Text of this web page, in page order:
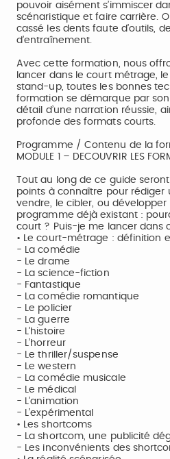
pouvoir aisément s’immiscer
scénaristique et faire carrière.
cassé les dents faute d’outils,
d’entraînement.
Avec cette formation, nous
lancer dans le court métrage,
stand-up, toutes les bonnes
formation se démarque par
détail d’une narration réussie,
profonde des formats courts.
Programme / Contenu de la
MODULE 1 – DECOUVRIR LES
Tout au long de ce guide
points à connaître pour rédiger
vendre, le cibler, ou
programme déjà existant :
court ? Puis-je me lancer dans
• Le court-métrage : définition
- La comédie
- Le drame
- La science-fiction
- Fantastique
- La comédie romantique
- Le policier
- La guerre
- L’histoire
- L’horreur
- Le thriller/suspense
- Le western
- La comédie musicale
- Le médical
- L’animation
- L’expérimental
• Les shortcoms
- La shortcom, une publicité
- Les inconvénients des